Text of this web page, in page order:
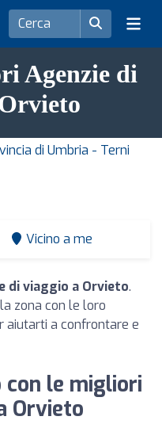
Agenzie di
di Umbria - Terni
Vicino a me
di viaggio a Orvieto.
zona con le loro
aiutarti a confrontare e
con le migliori
Orvieto